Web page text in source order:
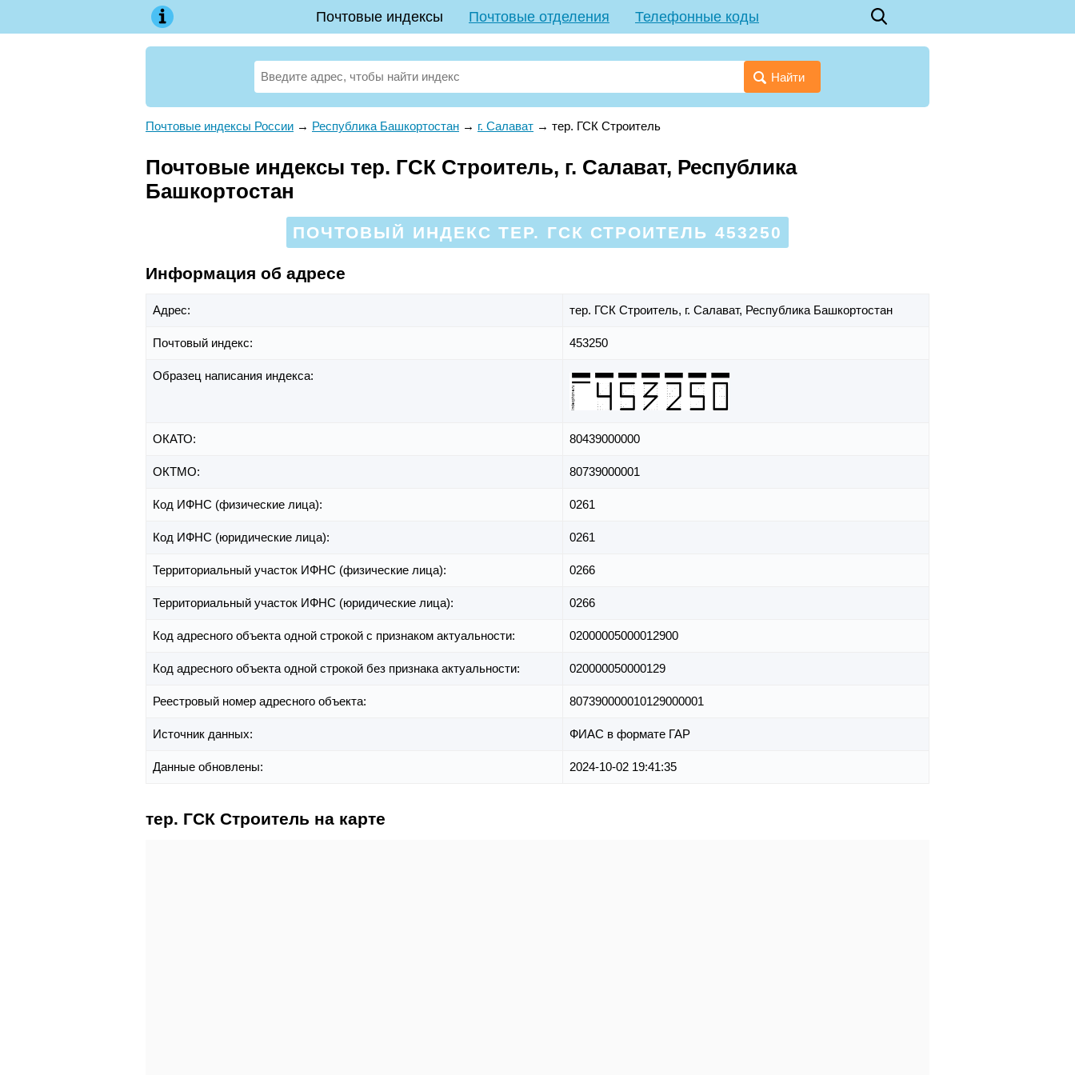
Почтовые индексы Почтовые отделения Телефонные коды
Найти
Почтовые индексы России → Республика Башкортостан → г. Салават → тер. ГСК Строитель
Почтовые индексы тер. ГСК Строитель, г. Салават, Республика
Башкортостан
ПОЧТОВЫЙ ИНДЕКС ТЕР. ГСК СТРОИТЕЛЬ 453250
Информация об адресе
Адрес: тер. ГСК Строитель, г. Салават, Республика Башкортостан
Почтовый индекс: 453250
Образец написания индекса:
ОКАТО: 80439000000
ОКТМО: 80739000001
Код ИФНС (физические лица): 0261
Код ИФНС (юридические лица): 0261
Территориальный участок ИФНС (физические лица): 0266
Территориальный участок ИФНС (юридические лица): 0266
Код адресного объекта одной строкой с признаком актуальности: 02000005000012900
Код адресного объекта одной строкой без признака актуальности: 020000050000129
Реестровый номер адресного объекта: 807390000010129000001
Источник данных: ФИАС в формате ГАР
Данные обновлены: 2024-10-02 19:41:35
тер. ГСК Строитель на карте